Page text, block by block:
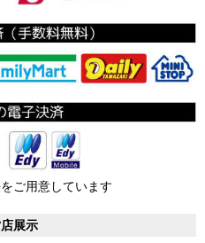
ご用意しています
展示